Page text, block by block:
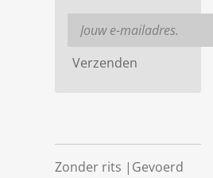
Verzenden
Zonder rits |Gevoerd